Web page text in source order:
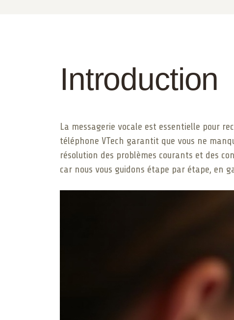
Introduction
La messagerie vocale est essentielle pour
téléphone VTech garantit que vous ne
résolution des problèmes courants et des
car nous vous guidons étape par étape, en